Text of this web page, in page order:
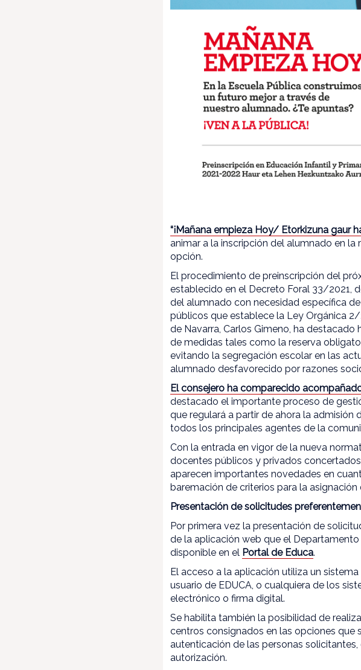
“¡Mañana empieza Hoy/ Etorkizuna gaur
animar a la inscripción del alumnado en
opción.
El procedimiento de preinscripción del
establecido en el Decreto Foral 33/2021,
del alumnado con necesidad específica
públicos que establece la Ley Orgánica
de Navarra, Carlos Gimeno, ha
de medidas tales como la reserva
evitando la segregación escolar en las
alumnado desfavorecido por razones
El consejero ha comparecido
destacado el importante proceso de
que regulará a partir de ahora la
todos los principales agentes de la
Con la entrada en vigor de la nueva
docentes públicos y privados
aparecen importantes novedades en
baremación de criterios para la
Presentación de solicitudes
Por primera vez la presentación de
de la aplicación web que el
disponible en el Portal de Educa.
El acceso a la aplicación utiliza un
usuario de EDUCA, o cualquiera de los
electrónico o firma digital.
Se habilita también la posibilidad de
centros consignados en las opciones que
autenticación de las personas
autorización.